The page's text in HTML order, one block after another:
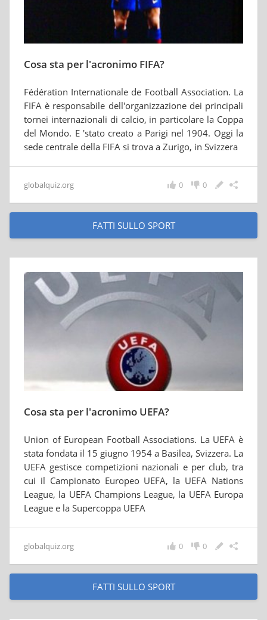
Cosa sta per l'acronimo FIFA?
Fédération Internationale de Football Association. La
FIFA è responsabile dell'organizzazione dei principali
tornei internazionali di calcio, in particolare la Coppa
del Mondo. E 'stato creato a Parigi nel 1904. Oggi la
sede centrale della FIFA si trova a Zurigo, in Svizzera
globalquiz.org 0
0
FATTI SULLO SPORT
Cosa sta per l'acronimo UEFA?
Union of European Football Associations. La UEFA è
stata fondata il 15 giugno 1954 a Basilea, Svizzera. La
UEFA gestisce competizioni nazionali e per club, tra
cui il Campionato Europeo UEFA, la UEFA Nations
League, la UEFA Champions League, la UEFA Europa
League e la Supercoppa UEFA
globalquiz.org 0
0
FATTI SULLO SPORT